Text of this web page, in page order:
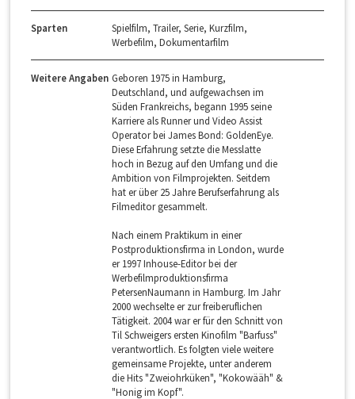
Sparten
Spielfilm, Trailer, Serie, Kurzfilm,
Werbefilm, Dokumentarfilm
Weitere Angaben Geboren 1975 in Hamburg,
Deutschland, und aufgewachsen im
Süden Frankreichs, begann 1995 seine
Karriere als Runner und Video Assist
Operator bei James Bond: GoldenEye.
Diese Erfahrung setzte die Messlatte
hoch in Bezug auf den Umfang und die
Ambition von Filmprojekten. Seitdem
hat er über 25 Jahre Berufserfahrung als
Filmeditor gesammelt.
Nach einem Praktikum in einer
Postproduktionsfirma in London, wurde
er 1997 Inhouse-Editor bei der
Werbefilmproduktionsfirma
PetersenNaumann in Hamburg. Im Jahr
2000 wechselte er zur freiberuflichen
Tätigkeit. 2004 war er für den Schnitt von
Til Schweigers ersten Kinofilm "Barfuss"
verantwortlich. Es folgten viele weitere
gemeinsame Projekte, unter anderem
die Hits "Zweiohrküken", "Kokowääh" &
"Honig im Kopf".